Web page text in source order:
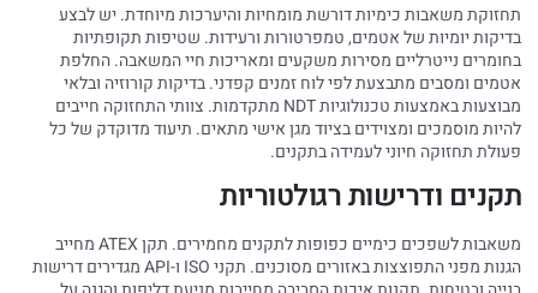
תחזוקת משאבות כימיות דורשת מומחיות והיערכות מיוחדת. יש לבצע
בדיקות יומיות של אטמים, טמפרטורות ורעידות. שטיפות תקופתיות
בחומרים נייטרליים מסירות משקעים ומאריכות חיי המשאבה. החלפת
אטמים ומסבים מתבצעת לפי לוח זמנים קפדני. בדיקות קורוזיה ובלאי
מבוצעות באמצעות טכנולוגיות NDT מתקדמות. צוותי התחזוקה חייבים
להיות מוסמכים ומצוידים בציוד מגן אישי מתאים. תיעוד מדוקדק של כל
פעולת תחזוקה חיוני לעמידה בתקנים.
תקנים ודרישות רגולטוריות
משאבות לשפכים כימיים כפופות לתקנים מחמירים. תקן ATEX מחייב
הגנות מפני התפוצצות באזורים מסוכנים. תקני ISO ו-API מגדירים דרישות